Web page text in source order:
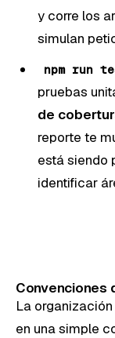
y corre los
simulan
npm run
pruebas
de
reporte te
está siendo
identificar
Convenciones
La
en una simple